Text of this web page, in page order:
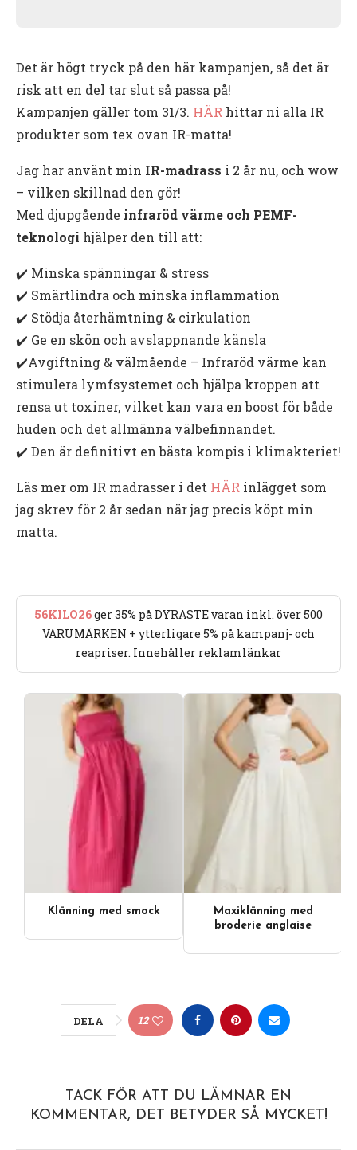
Det är högt tryck på den här kampanjen, så det är
risk att en del tar slut så passa på!
Kampanjen gäller tom 31/3. HÄR hittar ni alla IR
produkter som tex ovan IR-matta!
Jag har använt min IR-madrass i 2 år nu, och wow
– vilken skillnad den gör!
Med djupgående infraröd värme och PEMF-
teknologi hjälper den till att:
✔️ Minska spänningar & stress
✔️ Smärtlindra och minska inflammation
✔️ Stödja återhämtning & cirkulation
✔️ Ge en skön och avslappnande känsla
✔️Avgiftning & välmående – Infraröd värme kan
stimulera lymfsystemet och hjälpa kroppen att
rensa ut toxiner, vilket kan vara en boost för både
huden och det allmänna välbefinnandet.
✔️ Den är definitivt en bästa kompis i klimakteriet!
Läs mer om IR madrasser i det HÄR inlägget som
jag skrev för 2 år sedan när jag precis köpt min
matta.
56KILO26ger 35% på DYRASTE varan inkl. över 500
VARUMÄRKEN + ytterligare 5% på kampanj- och
reapriser. Innehåller reklamlänkar
Klänning med smock
Maxiklänning med
broderie anglaise
DELA 12
TACK FÖR ATT DU LÄMNAR EN
KOMMENTAR, DET BETYDER SÅ MYCKET!